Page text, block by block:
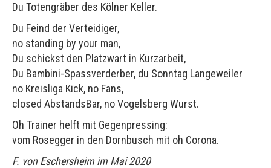
Du Totengräber des Kölner Keller.
Du Feind der Verteidiger,
no standing by your man,
Du schickst den Platzwart in Kurzarbeit,
Du Bambini-Spassverderber, du Sonntag Langeweiler
no Kreisliga Kick, no Fans,
closed AbstandsBar, no Vogelsberg Wurst.
Oh Trainer helft mit Gegenpressing:
vom Rosegger in den Dornbusch mit oh Corona.
F. von Eschersheim im Mai 2020